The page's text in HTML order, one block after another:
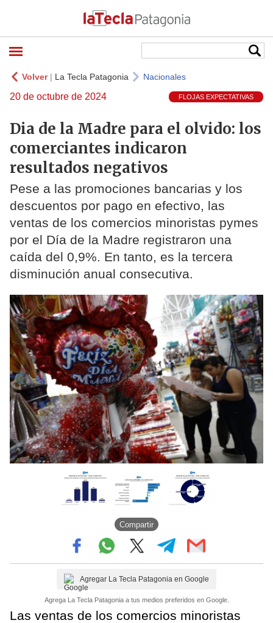
Volver| La Tecla Patagonia Nacionales
20 de octubre de 2024 FLOJAS EXPECTATIVAS
Dia de la Madre para el olvido: los
comerciantes indicaron
resultados negativos
Pese a las promociones bancarias y los
descuentos por pago en efectivo, las
ventas de los comercios minoristas pymes
por el Día de la Madre registraron una
caída del 0,9%. En tanto, es la tercera
disminución anual consecutiva.
Compartir
Agregar La Tecla Patagonia en Google
Agrega La Tecla Patagonia a tus medios preferidos en Google.
Las ventas de los comercios minoristas